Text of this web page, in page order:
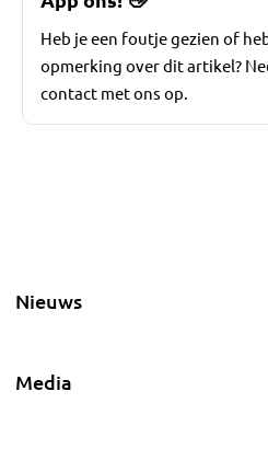
Heb je een foutje gezien of
opmerking over dit artikel?
contact met ons op.
Nieuws
Media